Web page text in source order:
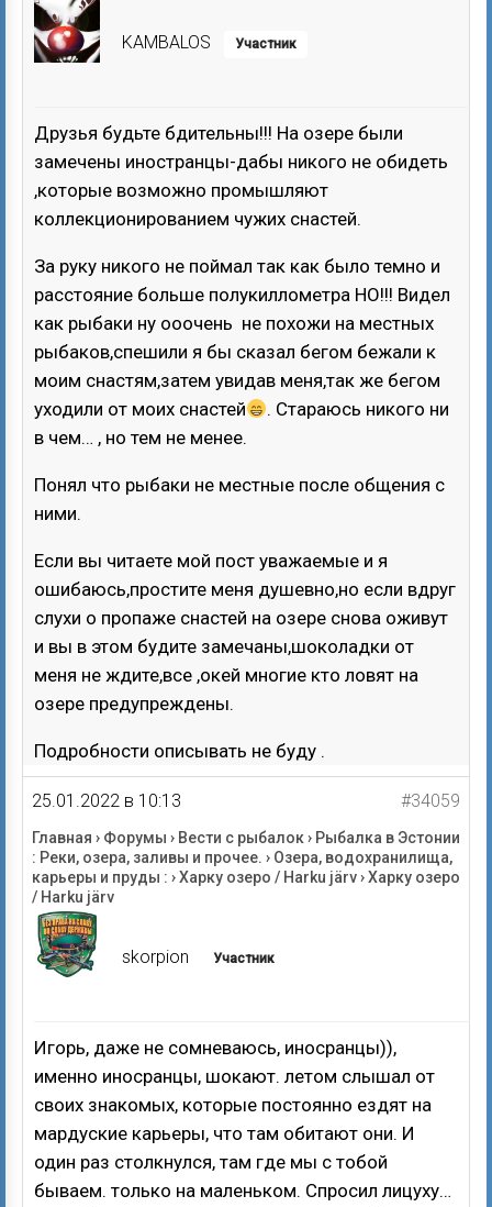
KAMBALOS Участник
Друзья будьте бдительны!!! На озере были
замечены иностранцы-дабы никого не обидеть
,которые возможно промышляют
коллекционированием чужих снастей.
За руку никого не поймал так как было темно и
расстояние больше полукиллометра НО!!! Видел
как рыбаки ну ооочень не похожи на местных
рыбаков,спешили я бы сказал бегом бежали к
моим снастям,затем увидав меня,так же бегом
уходили от моих снастей
. Стараюсь никого ни
в чем… , но тем не менее.
Понял что рыбаки не местные после общения с
ними.
Если вы читаете мой пост уважаемые и я
ошибаюсь,простите меня душевно,но если вдруг
слухи о пропаже снастей на озере снова оживут
и вы в этом будите замечаны,шоколадки от
меня не ждите,все ,окей многие кто ловят на
озере предупреждены.
Подробности описывать не буду .
25.01.2022 в 10:13 #34059
Главная › Форумы › Вести с рыбалок› Рыбалка в Эстонии
: Реки, озера, заливы и прочее. › Озера, водохранилища,
карьеры и пруды : ›Харку озеро / Harku järv›Харку озеро
/ Harku järv
skorpion Участник
Игорь, даже не сомневаюсь, иносранцы)),
именно иносранцы, шокают. летом слышал от
своих знакомых, которые постоянно ездят на
мардуские карьеры, что там обитают они. И
один раз столкнулся, там где мы с тобой
бываем. только на маленьком. Спросил лицуху…